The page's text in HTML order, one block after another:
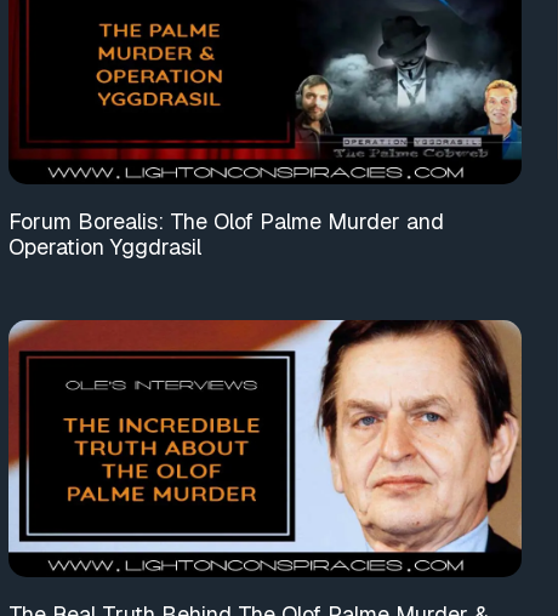
Forum Borealis: The Olof Palme Murder and
Operation Yggdrasil